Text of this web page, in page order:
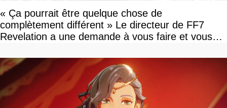
« Ça pourrait être quelque chose de
complètement différent » Le directeur de FF7
Revelation a une demande à vous faire et vous